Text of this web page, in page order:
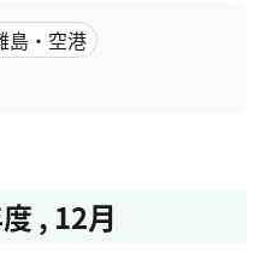
島・空港
, 12月